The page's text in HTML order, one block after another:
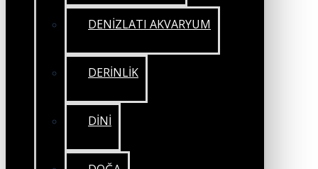
DENİZLATI AKVARYUM
DERİNLİK
DİNİ